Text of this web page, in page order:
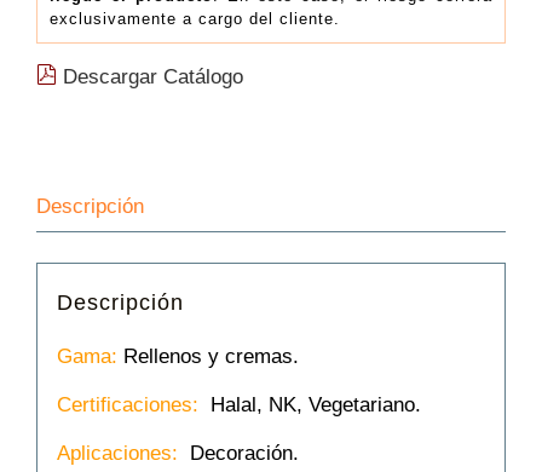
exclusivamente a cargo del cliente.
Descargar Catálogo
Descripción
Descripción
Gama: Rellenos y cremas.
Certificaciones: Halal, NK, Vegetariano.
Aplicaciones: Decoración.